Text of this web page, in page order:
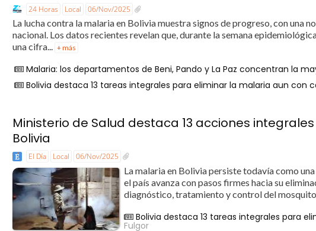
24 Horas Local 06/Nov/2025
La lucha contra la malaria en Bolivia muestra signos de progreso, con una
nacional. Los datos recientes revelan que, durante la semana
una cifra... + más
Malaria: los departamentos de Beni, Pando y La Paz concentran la
Bolivia destaca 13 tareas integrales para eliminar la malaria aun con
Ministerio de Salud destaca 13 acciones
Bolivia
El Día Local 06/Nov/2025
La malaria en Bolivia persiste todavía como
el país avanza con pasos firmes hacia su
diagnóstico, tratamiento y control del mosquito
Bolivia destaca 13 tareas integrales para
Fulgor